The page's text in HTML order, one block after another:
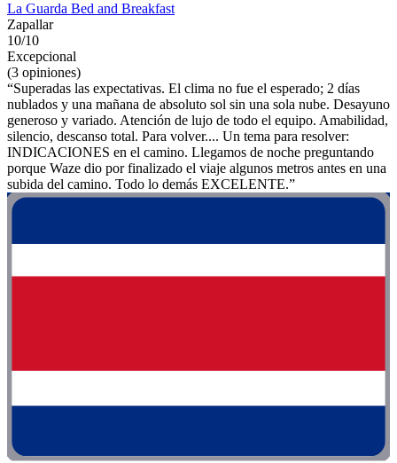
La Guarda Bed and Breakfast
Zapallar
10/10
Excepcional
(3 opiniones)
“Superadas las expectativas. El clima no fue el esperado; 2 días
nublados y una mañana de absoluto sol sin una sola nube. Desayuno
generoso y variado. Atención de lujo de todo el equipo. Amabilidad,
silencio, descanso total. Para volver.... Un tema para resolver:
INDICACIONES en el camino. Llegamos de noche preguntando
porque Waze dio por finalizado el viaje algunos metros antes en una
subida del camino. Todo lo demás EXCELENTE.”